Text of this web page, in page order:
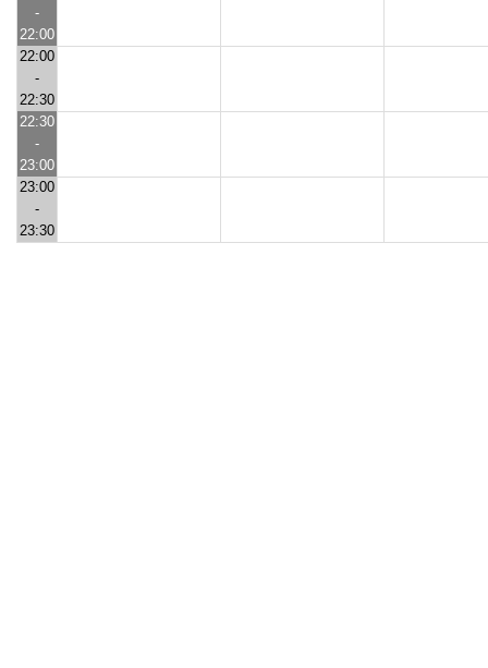
-
22:00
22:00
-
22:30
22:30
-
23:00
23:00
-
23:30